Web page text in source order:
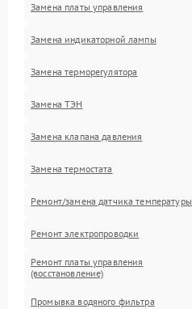
Замена платы управления
Замена индикаторной лампы
Замена терморегулятора
Замена ТЭН
Замена клапана давления
Замена термостата
Ремонт/замена датчика температуры
Ремонт электропроводки
Ремонт платы управления
(восстановление)
Промывка водяного фильтра